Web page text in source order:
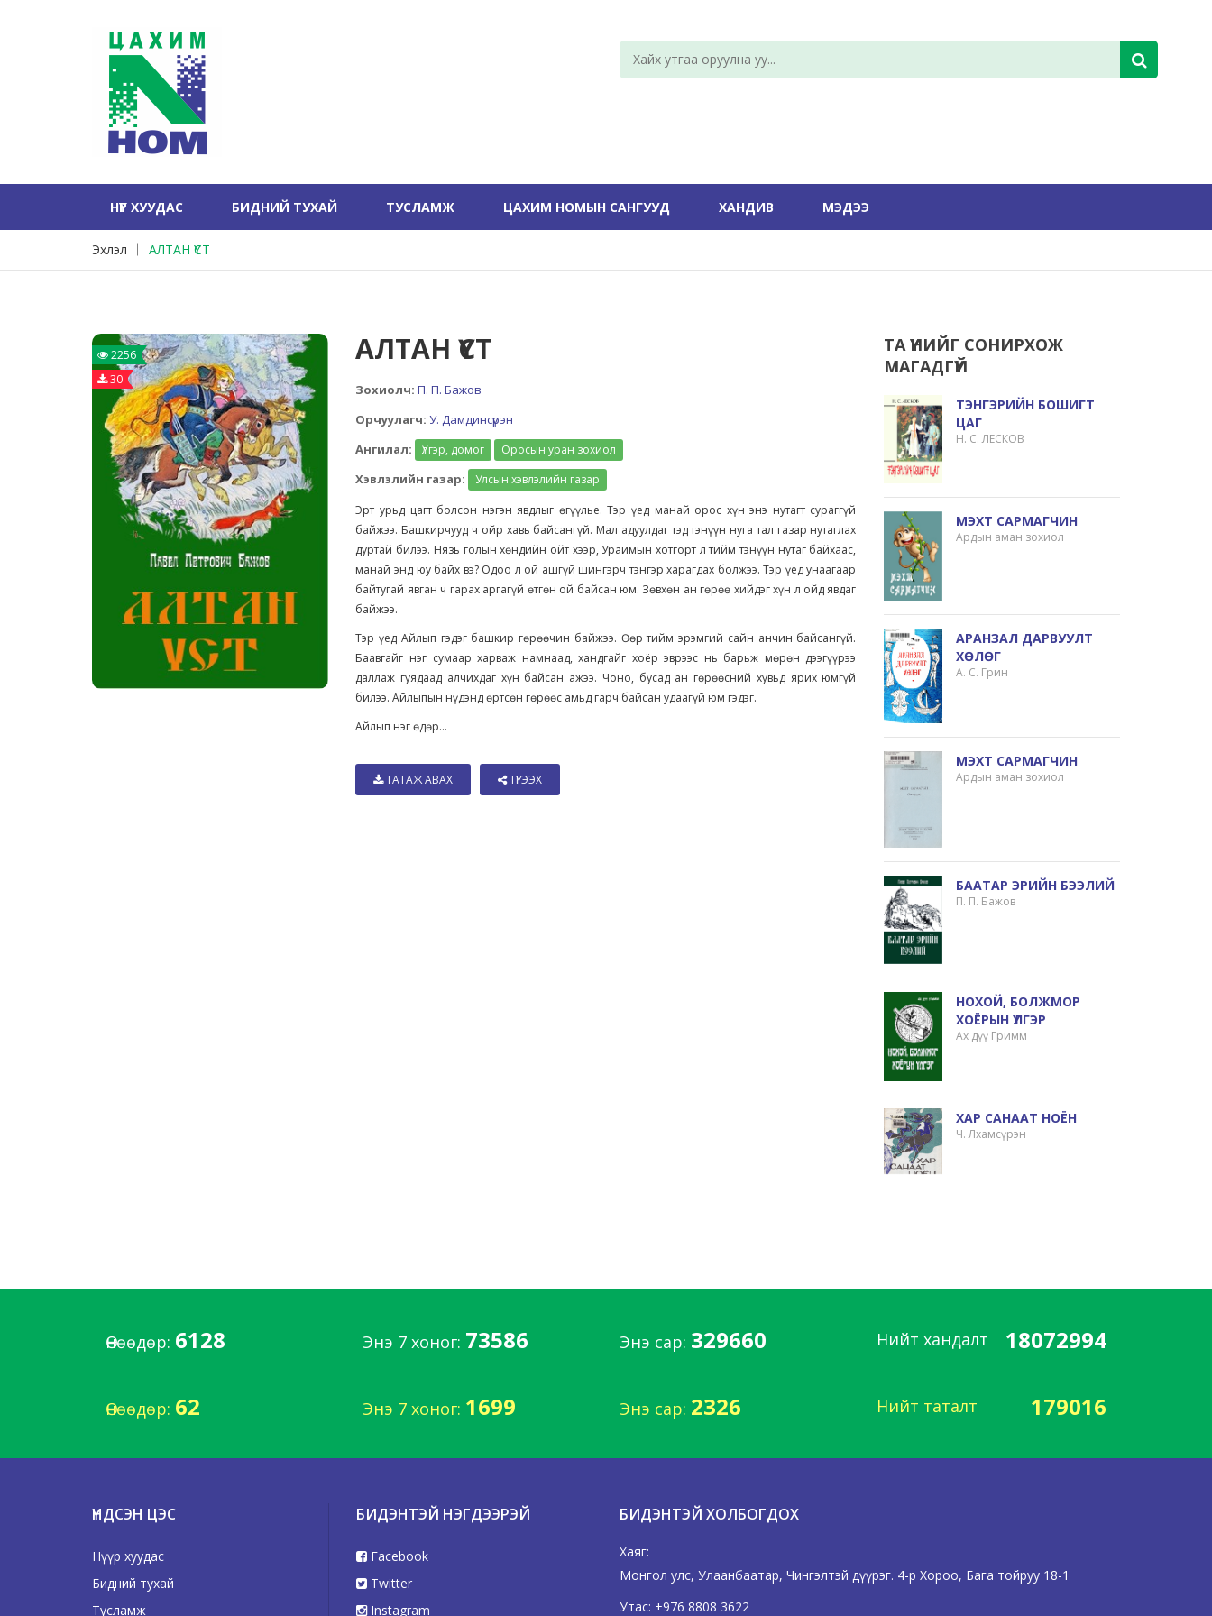
НҮҮР ХУУДАС БИДНИЙ ТУХАЙ ТУСЛАМЖ ЦАХИМ НОМЫН САНГУУД ХАНДИВ МЭДЭЭ
Эхлэл АЛТАН ҮСТ
2256
30
АЛТАН ҮСТ
Зохиолч: П. П. Бажов
Орчуулагч: У. Дамдинсүрэн
Ангилал:
Үлгэр, домог Оросын уран зохиол
Хэвлэлийн газар:
Улсын хэвлэлийн газар
Эрт урьд цагт болсон нэгэн явдлыг өгүүлье. Тэр үед манай орос хүн энэ нутагт сураггүй
байжээ. Башкирчууд ч ойр хавь байсангүй. Мал адуулдаг тэд тэнүүн нуга тал газар нутаглах
дуртай билээ. Нязь голын хөндийн ойт хээр, Ураимын хотгорт л тийм тэнүүн нутаг байхаас,
манай энд юу байх вэ? Одоо л ой ашгүй шингэрч тэнгэр харагдах болжээ. Тэр үед унаагаар
байтугай явган ч гарах аргагүй өтгөн ой байсан юм. Зөвхөн ан гөрөө хийдэг хүн л ойд явдаг
байжээ.
Тэр үед Айлып гэдэг башкир гөрөөчин байжээ. Өөр тийм эрэмгий сайн анчин байсангүй.
Баавгайг нэг сумаар харваж намнаад, хандгайг хоёр эврээс нь барьж мөрөн дээгүүрээ
даллаж гуядаад алчихдаг хүн байсан ажээ. Чоно, бусад ан гөрөөсний хувьд ярих юмгүй
билээ. Айлыпын нүдэнд өртсөн гөрөөс амьд гарч байсан удаагүй юм гэдэг.
Айлып нэг өдөр...
ТАТАЖ АВАХ ТҮГЭЭХ
ТА ҮҮНИЙГ СОНИРХОЖ
МАГАДГҮЙ
ТЭНГЭРИЙН БОШИГТ
ЦАГ
Н. С. ЛЕСКОВ
МЭХТ САРМАГЧИН
Ардын аман зохиол
АРАНЗАЛ ДАРВУУЛТ
ХӨЛӨГ
А. С. Грин
МЭХТ САРМАГЧИН
Ардын аман зохиол
БААТАР ЭРИЙН БЭЭЛИЙ
П. П. Бажов
НОХОЙ, БОЛЖМОР
ХОЁРЫН ҮЛГЭР
Ах дүү Гримм
ХАР САНААТ НОЁН
Ч. Лхамсүрэн
Өнөөдөр: 6128 Энэ 7 хоног: 73586 Энэ сар: 329660 Нийт хандалт 18072994
Өнөөдөр: 62 Энэ 7 хоног: 1699 Энэ сар: 2326 Нийт таталт 179016
ҮНДСЭН ЦЭС
Нүүр хуудас
Бидний тухай
Тусламж
БИДЭНТЭЙ НЭГДЭЭРЭЙ
Facebook
Twitter
Instagram
БИДЭНТЭЙ ХОЛБОГДОХ
Хаяг:
Монгол улс, Улаанбаатар, Чингэлтэй дүүрэг. 4-р Хороо, Бага тойруу 18-1
Утас: +976 8808 3622